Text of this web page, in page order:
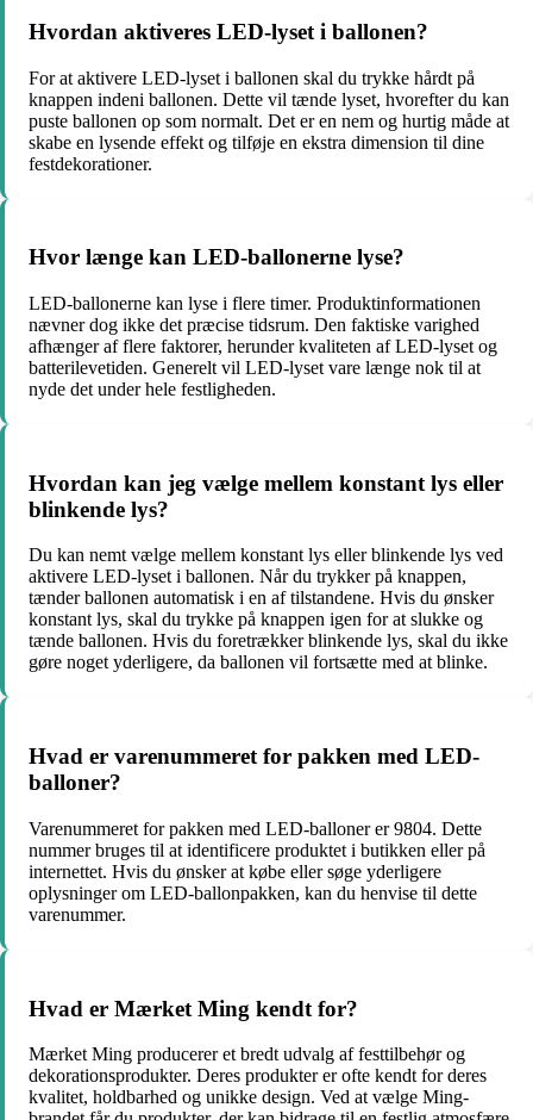
Hvordan aktiveres LED-lyset i ballonen?
For at aktivere LED-lyset i ballonen skal du trykke hårdt på
knappen indeni ballonen. Dette vil tænde lyset, hvorefter du kan
puste ballonen op som normalt. Det er en nem og hurtig måde at
skabe en lysende effekt og tilføje en ekstra dimension til dine
festdekorationer.
Hvor længe kan LED-ballonerne lyse?
LED-ballonerne kan lyse i flere timer. Produktinformationen
nævner dog ikke det præcise tidsrum. Den faktiske varighed
afhænger af flere faktorer, herunder kvaliteten af ​​LED-lyset og
batterilevetiden. Generelt vil LED-lyset vare længe nok til at
nyde det under hele festligheden.
Hvordan kan jeg vælge mellem konstant lys eller
blinkende lys?
Du kan nemt vælge mellem konstant lys eller blinkende lys ved
aktivere LED-lyset i ballonen. Når du trykker på knappen,
tænder ballonen automatisk i en af ​​tilstandene. Hvis du ønsker
konstant lys, skal du trykke på knappen igen for at slukke og
tænde ballonen. Hvis du foretrækker blinkende lys, skal du ikke
gøre noget yderligere, da ballonen vil fortsætte med at blinke.
Hvad er varenummeret for pakken med LED-
balloner?
Varenummeret for pakken med LED-balloner er 9804. Dette
nummer bruges til at identificere produktet i butikken eller på
internettet. Hvis du ønsker at købe eller søge yderligere
oplysninger om LED-ballonpakken, kan du henvise til dette
varenummer.
Hvad er Mærket Ming kendt for?
Mærket Ming producerer et bredt udvalg af festtilbehør og
dekorationsprodukter. Deres produkter er ofte kendt for deres
kvalitet, holdbarhed og unikke design. Ved at vælge Ming-